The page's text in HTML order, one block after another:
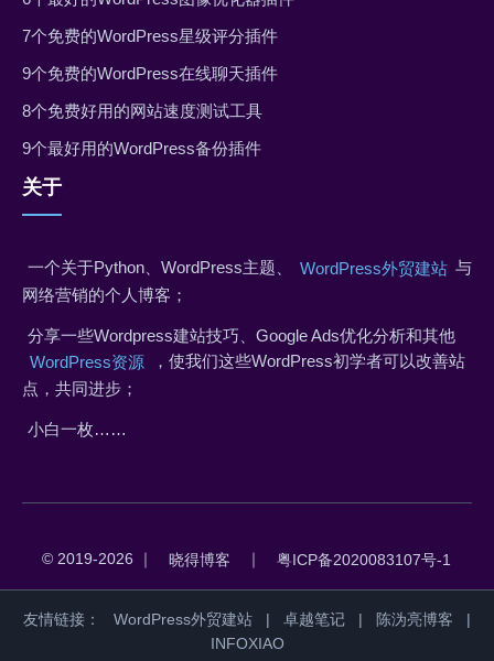
7个免费的WordPress星级评分插件
9个免费的WordPress在线聊天插件
8个免费好用的网站速度测试工具
9个最好用的WordPress备份插件
关于
一个关于Python、WordPress主题、 WordPress外贸建站 与
网络营销的个人博客；
分享一些Wordpress建站技巧、Google Ads优化分析和其他
WordPress资源
，使我们这些WordPress初学者可以改善站
点，共同进步；
小白一枚……
© 2019-2026 ｜ 晓得博客 ｜ 粤ICP备2020083107号-1
友情链接： WordPress外贸建站 | 卓越笔记 | 陈沩亮博客
|
INFOXIAO